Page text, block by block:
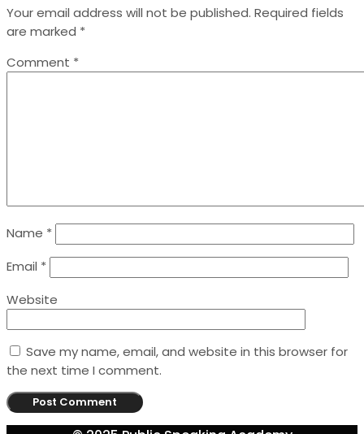
Your email address will not be published. Required fields
are marked *
Comment *
Name *
Email *
Website
Save my name, email, and website in this browser for
the next time I comment.